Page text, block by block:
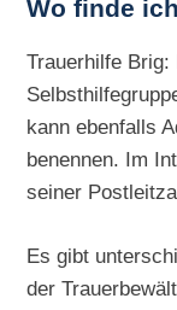
Wo finde
Trauerhilfe
kann ebenfalls
benennen. Im
seiner
Es gibt
der